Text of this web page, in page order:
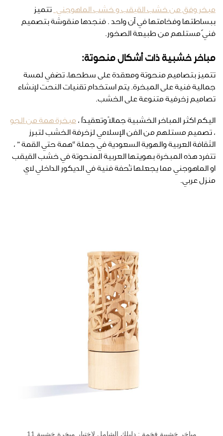
مبخر وفق من خشب القيقب و خشب الماهوجني تتميز
ببساطتها وفخامتها في آن واحد . فنجدها منقوشة بتصميم
فنيّ مستلهم من طبيعة الصخور.
مباخر خشبية ذات أشكال منحوتة:
تتميز بتصاميم منحوتة ومعقدة على سطحها، تضفي لمسة
جمالية فنية على المبخرة. يتم استخدام تقنيات النحت لإنشاء
تصاميم زخرفية متنوعة على الخشب.
اليكم اكثر المباخر الخشبية جمالًا وتعقيدًا ، مبخرة همة من الجو
، تصميم مستلهم من الفن الإسلامي لزخرفة الخشب لتبرز
الثقافة العربية والهوية السعودية في جملة “همة حتي القمة ” ،
تتفرد هذه المبخرة بهويتها العربية المنحوتة في خشب القيقب
او الماهوجني مما يجعلها تُحفة فنية في الديكور الداخلي لاي
منزل عربي.
مباخر خشبية فخمة : دليلك الشامل لاختيار مبخرة خشبية 11